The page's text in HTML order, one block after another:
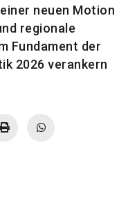
neuen Motion
regionale
Fundament der
2026 verankern